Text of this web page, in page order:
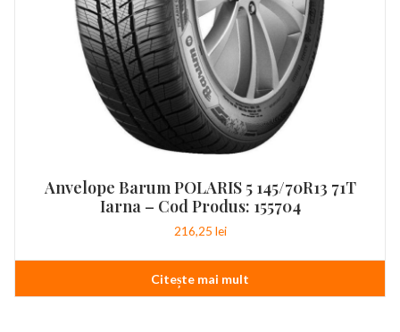
Anvelope Barum POLARIS 5 145/70R13 71T
Iarna – Cod Produs: 155704
216,25 lei
Citește mai mult